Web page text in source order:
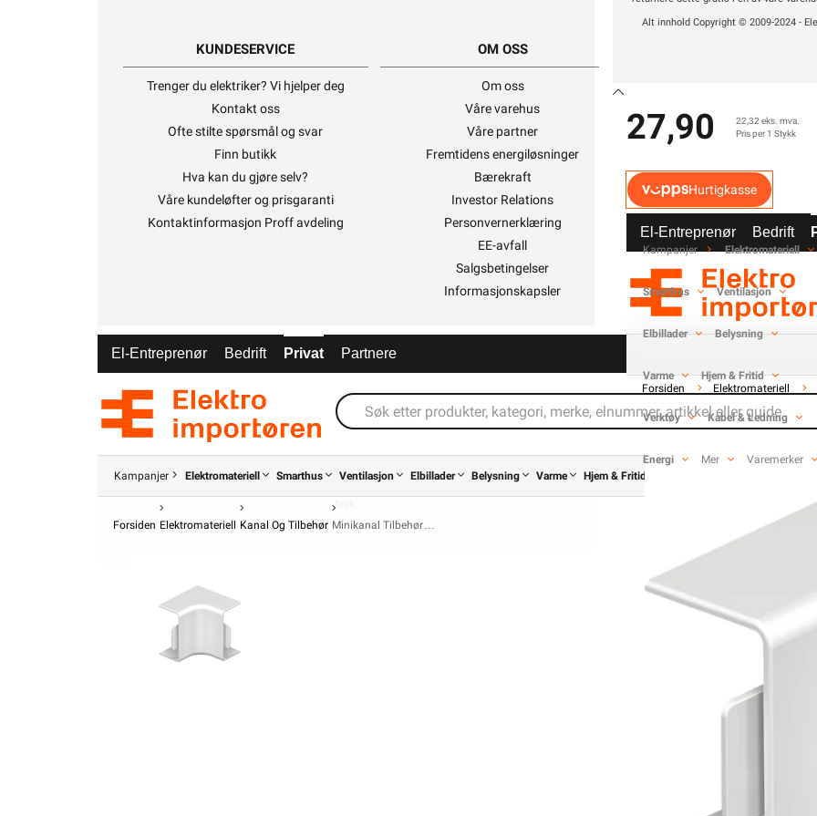
KUNDESERVICE
Trenger du elektriker? Vi hjelper deg
Kontakt oss
Ofte stilte spørsmål og svar
Finn butikk
Hva kan du gjøre selv?
Våre kundeløfter og prisgaranti
Kontaktinformasjon Proff avdeling
OM OSS
Om oss
Våre varehus
Våre partner
Fremtidens energiløsninger
Bærekraft
Investor Relations
Personvernerklæring
EE-avfall
Salgsbetingelser
Informasjonskapsler
Outlet med kuppvarer
Artikler og guider
Ledige stillinger
22 81 27 70
Alle produkter på nettsiden vises med gjeldende priser og betingelser, og enkelte produkter beregnet
for fast installasjon kan kun installeres av en registrert installasjonsvirksomhet.Les mer her.
Alt som går på strøm eller batterier (EE-avfall) skal leveres til retur når det ikke kan brukes lenger. Du
kan returnere dette gratis i en av våre varehus og/eller andre butikker som selger samme type varer.
Alt innhold Copyright © 2009-2024 -
27,90
22,32 eks. mva.
Pris per 1 Stykk
Hurtigkasse
El-Entreprenør Bedrift
Kampanjer Elektromateriell
Smarthus Ventilasjon
Elbillader Belysning
Varme Hjem & Fritid
Verktøy Kabel & Ledning
Energi Mer Varemerker
Forsiden Elektromateriell
El-Entreprenør Bedrift Privat Partnere
Kampanjer Elektromateriell Smarthus Ventilasjon Elbillader Belysning Varme Hjem & Fritid
Forsiden Elektromateriell Kanal Og Tilbehør Minikanal Tilbehør
OBO BETTERMANN
Innvendig hjørne for